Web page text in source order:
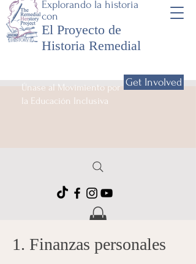
Explorando la historia
con
El Proyecto de
Historia Remedial
Únase al Movimiento por
la Educación Inclusiva
Get Involved
1. Finanzas personales